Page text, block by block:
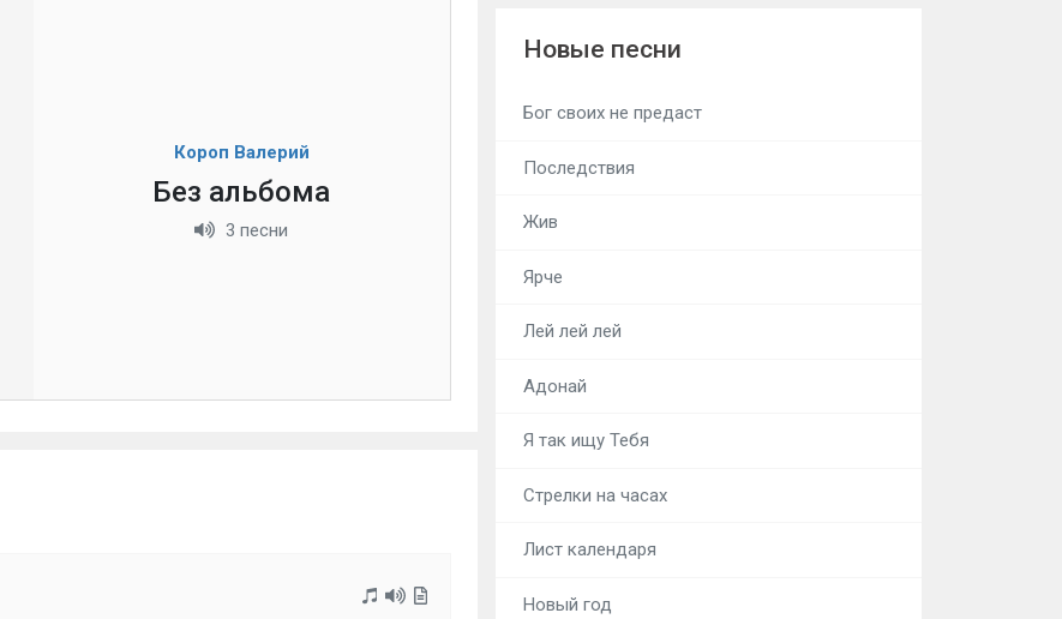
Короп Валерий
Без альбома
3 песни
Новые песни
Бог своих не предаст
Последствия
Жив
Ярче
Лей лей лей
Адонай
Я так ищу Тебя
Стрелки на часах
Лист календаря
Новый год